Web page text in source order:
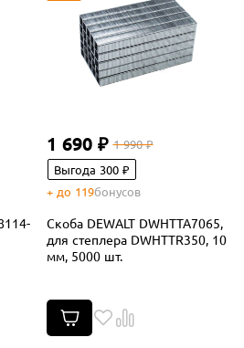
1 690 ₽ 1 990 ₽
Выгода 300 ₽
+ до 119бонусов
Скоба DEWALT DWHTTA7065,
для степлера DWHTTR350, 10
мм, 5000 шт.